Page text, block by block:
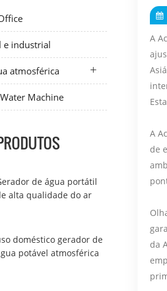
e industrial
atmosférica
Machine
de água portátil
alta qualidade do ar
doméstico gerador de
potável atmosférica
A
A
de
da